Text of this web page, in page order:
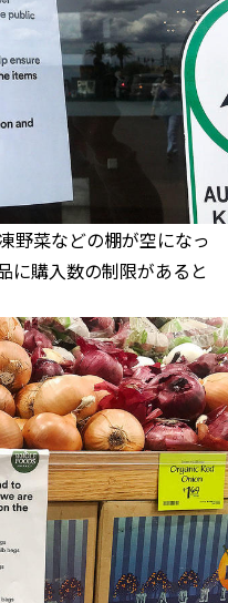
野菜などの棚が空になっ
に購入数の制限があると